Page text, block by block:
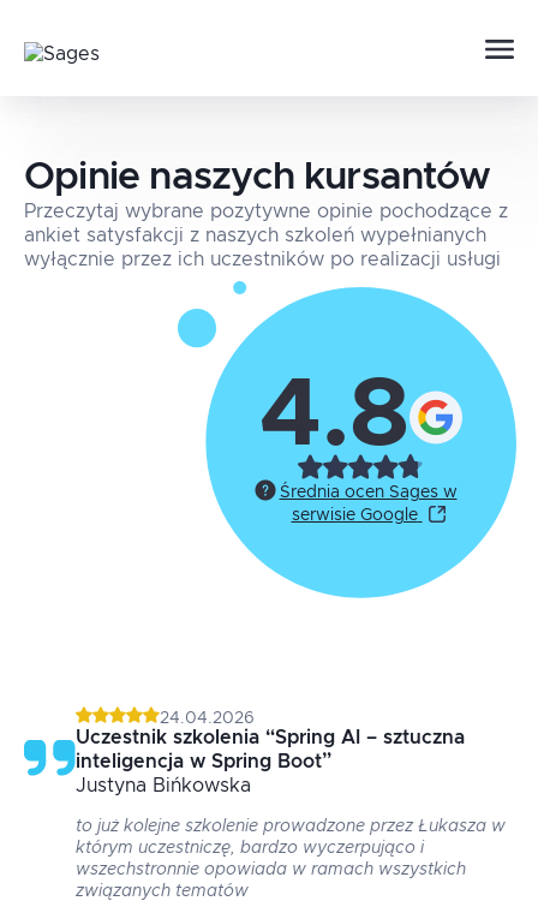
Opinie naszych kursantów
Przeczytaj wybrane pozytywne opinie pochodzące z
ankiet satysfakcji z naszych szkoleń wypełnianych
wyłącznie przez ich uczestników po realizacji usługi
4.8
Średnia ocen Sages w
serwisie Google
24.04.2026
Uczestnik szkolenia “Spring AI – sztuczna
inteligencja w Spring Boot”
Justyna Bińkowska
to już kolejne szkolenie prowadzone przez Łukasza w
którym uczestniczę, bardzo wyczerpująco i
wszechstronnie opowiada w ramach wszystkich
związanych tematów